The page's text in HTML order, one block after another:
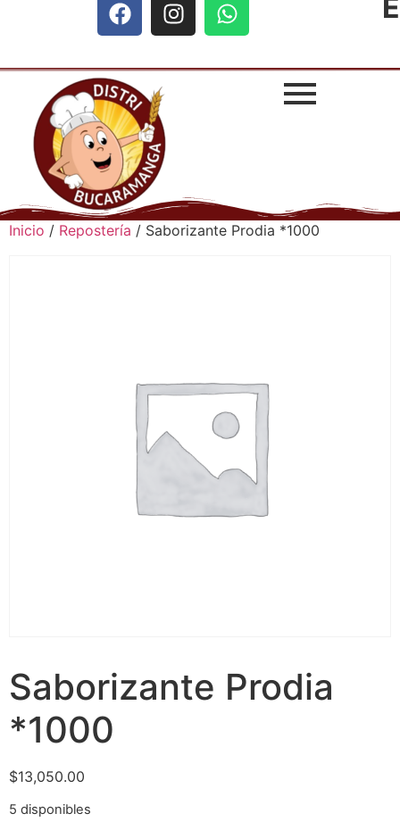
Inicio / Repostería / Saborizante Prodia *1000
Saborizante Prodia
*1000
$13,050.00
5 disponibles